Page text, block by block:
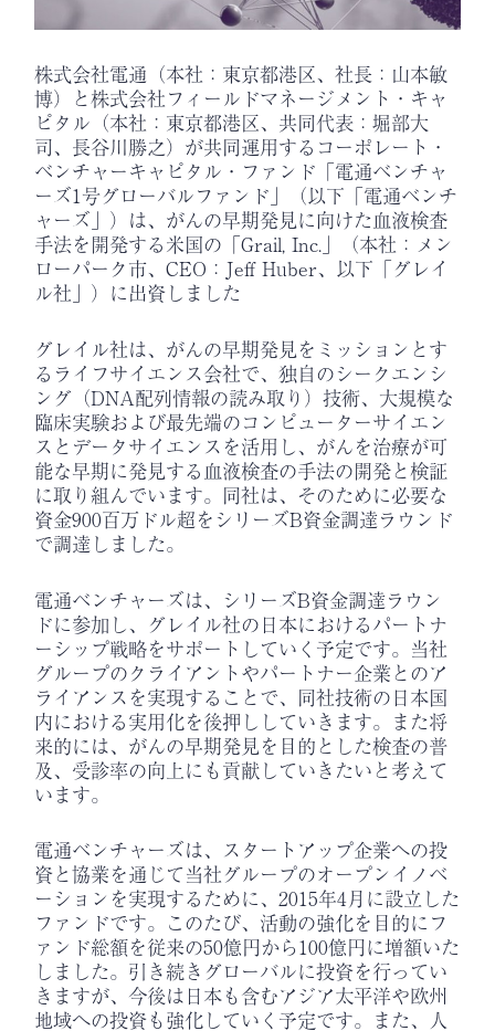
株式会社電通（本社：東京都港区、社長：山本敏
博）と株式会社フィールドマネージメント・キャ
ピタル（本社：東京都港区、共同代表：堀部大
司、長谷川勝之）が共同運用するコーポレート・
ベンチャーキャピタル・ファンド「電通ベンチャ
ーズ1号グローバルファンド」（以下「電通ベンチ
ャーズ」）は、がんの早期発見に向けた血液検査
手法を開発する米国の「Grail, Inc.」（本社：メン
ローパーク市、CEO：Jeff Huber、以下「グレイ
ル社」）に出資しました
グレイル社は、がんの早期発見をミッションとす
るライフサイエンス会社で、独自のシークエンシ
ング（DNA配列情報の読み取り）技術、大規模な
臨床実験および最先端のコンピューターサイエン
スとデータサイエンスを活用し、がんを治療が可
能な早期に発見する血液検査の手法の開発と検証
に取り組んでいます。同社は、そのために必要な
資金900百万ドル超をシリーズB資金調達ラウンド
で調達しました。
電通ベンチャーズは、シリーズB資金調達ラウン
ドに参加し、グレイル社の日本におけるパートナ
ーシップ戦略をサポートしていく予定です。当社
グループのクライアントやパートナー企業とのア
ライアンスを実現することで、同社技術の日本国
内における実用化を後押ししていきます。また将
来的には、がんの早期発見を目的とした検査の普
及、受診率の向上にも貢献していきたいと考えて
います。
電通ベンチャーズは、スタートアップ企業への投
資と協業を通じて当社グループのオープンイノベ
ーションを実現するために、2015年4月に設立した
ファンドです。このたび、活動の強化を目的にフ
ァンド総額を従来の50億円から100億円に増額いた
しました。引き続きグローバルに投資を行ってい
きますが、今後は日本も含むアジア太平洋や欧州
地域への投資も強化していく予定です。また、人